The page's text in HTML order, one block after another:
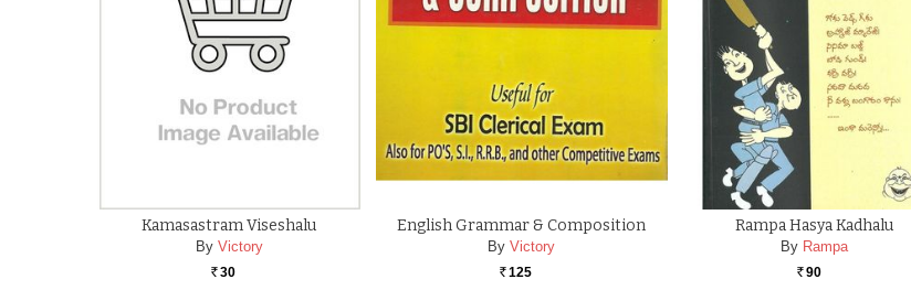
Kamasastram Viseshalu
By Victory
Rs. 30
English Grammar & Composition
By Victory
Rs. 125
Rampa Hasya Kadhalu
By Rampa
Rs. 90